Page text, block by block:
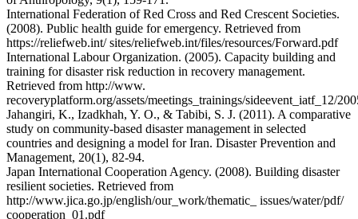
International Federation of Red Cross and Red Crescent Societies.
(2008). Public health guide for emergency. Retrieved from
https://reliefweb.int/ sites/reliefweb.int/files/resources/Forward.pdf
International Labour Organization. (2005). Capacity building and
training for disaster risk reduction in recovery management.
Retrieved from http://www.
recoveryplatform.org/assets/meetings_trainings/sideevent_iatf_12/
Jahangiri, K., Izadkhah, Y. O., & Tabibi, S. J. (2011). A comparative
study on community-based disaster management in selected
countries and designing a model for Iran. Disaster Prevention and
Management, 20(1), 82-94.
Japan International Cooperation Agency. (2008). Building disaster
resilient societies. Retrieved from
http://www.jica.go.jp/english/our_work/thematic_ issues/water/pdf/
cooperation_01.pdf